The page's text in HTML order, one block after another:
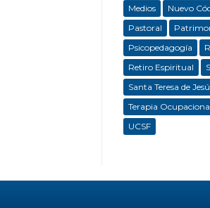
Medios
Nuevo
Pastoral
Psicopedagogía
Retiro Espiritual
Santa Teresa de
Terapia
UCSF